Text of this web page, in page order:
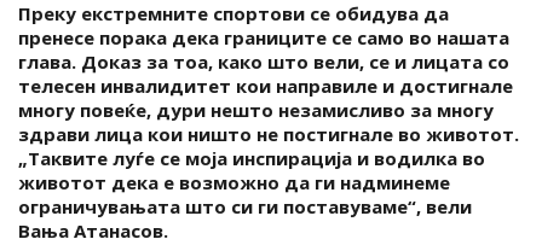
Преку екстремните спортови се обидува да
пренесе порака дека границите се само во нашата
глава. Доказ за тоа, како што вели, се и лицата со
телесен инвалидитет кои направиле и достигнале
многу повеќе, дури нешто незамисливо за многу
здрави лица кои ништо не постигнале во животот.
„Таквите луѓе се моја инспирација и водилка во
животот дека е возможно да ги надминеме
ограничувањата што си ги поставуваме“, вели
Вања Атанасов.